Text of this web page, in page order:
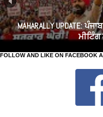
MAHARALLY UPDATE:
FOLLOW AND LIKE ON FACEBOOK